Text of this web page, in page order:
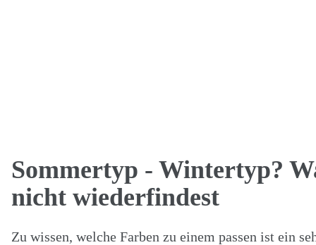
Sommertyp - Wintertyp?
nicht wiederfindest
Zu wissen, welche Farben zu einem passen ist ein